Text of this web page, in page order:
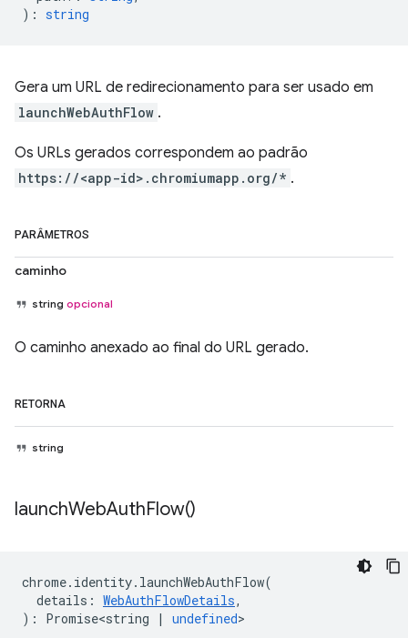
) : string
Gera um URL de redirecionamento para ser usado em
launchWebAuthFlow .
Os URLs gerados correspondem ao padrão
https://<app-id>.chromiumapp.org/* .
PARÂMETROS
caminho
string opcional
O caminho anexado ao final do URL gerado.
RETORNA
string
launchWebAuthFlow()
chrome. identity. launchWebAuthFlow(
details : WebAuthFlowDetails,
) : Promise<string | undefined>